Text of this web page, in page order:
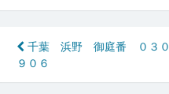
投
稿
千葉 浜野 御庭番 ０３０
９０６